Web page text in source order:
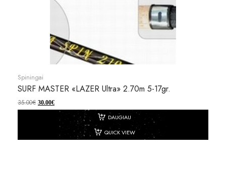
Spiningai
SURF MASTER «LAZER Ultra» 2.70m 5-17gr.
35.00€ 30.00€
DAUGIAU
QUICK VIEW